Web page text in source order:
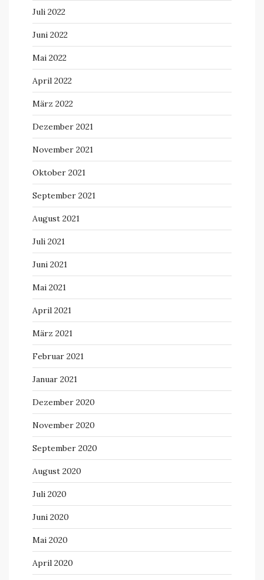
Juli 2022
Juni 2022
Mai 2022
April 2022
März 2022
Dezember 2021
November 2021
Oktober 2021
September 2021
August 2021
Juli 2021
Juni 2021
Mai 2021
April 2021
März 2021
Februar 2021
Januar 2021
Dezember 2020
November 2020
September 2020
August 2020
Juli 2020
Juni 2020
Mai 2020
April 2020